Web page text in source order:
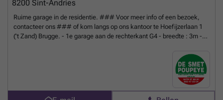
8200 Sint-Andries
Ruime garage in de residentie. ### Voor meer info of een bezoek,
contacteer ons ### of kom langs op ons kantoor te Hoefijzerlaan 1
('t Zand) Brugge. - 1e garage aan de rechterkant G4 - breedte : 3m -